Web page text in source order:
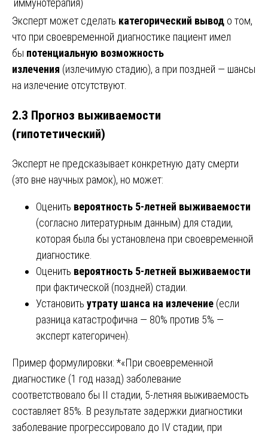
Эксперт может сделать категорический вывод о том,
что при своевременной диагностике пациент имел
бы потенциальную возможность
излечения (излечимую стадию), а при поздней — шансы
на излечение отсутствуют.
2.3 Прогноз выживаемости
(гипотетический)
Эксперт не предсказывает конкретную дату смерти
(это вне научных рамок), но может:
Оценить вероятность 5-летней выживаемости
(согласно литературным данным) для стадии,
которая была бы установлена при своевременной
диагностике.
Оценить вероятность 5-летней выживаемости
при фактической (поздней) стадии.
Установить утрату шанса на излечение (если
разница катастрофична — 80% против 5% —
эксперт категоричен).
Пример формулировки: *«При своевременной
диагностике (1 год назад) заболевание
соответствовало бы II стадии, 5-летняя выживаемость
составляет 85%. В результате задержки диагностики
заболевание прогрессировало до IV стадии, при